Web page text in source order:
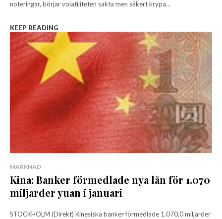
noteringar, börjar volatiliteten sakta men säkert krypa...
KEEP READING
MARKNAD
Kina: Banker förmedlade nya lån för 1.070
miljarder yuan i januari
STOCKHOLM (Direkt) Kinesiska banker förmedlade 1.070,0 miljarder